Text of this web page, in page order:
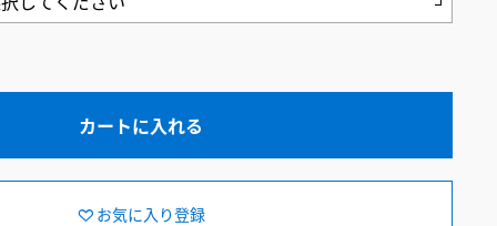
カートに入れる
お気に入り登録